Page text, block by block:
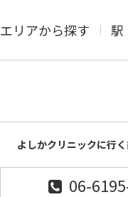
エリアから探す 駅
よしかクリニックに行
06-